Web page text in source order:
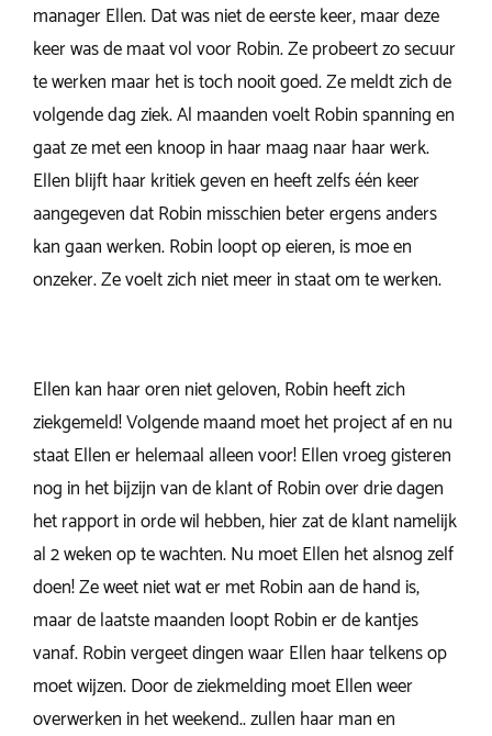
manager Ellen. Dat was niet de eerste keer, maar deze
keer was de maat vol voor Robin. Ze probeert zo secuur
te werken maar het is toch nooit goed. Ze meldt zich de
volgende dag ziek. Al maanden voelt Robin spanning en
gaat ze met een knoop in haar maag naar haar werk.
Ellen blijft haar kritiek geven en heeft zelfs één keer
aangegeven dat Robin misschien beter ergens anders
kan gaan werken. Robin loopt op eieren, is moe en
onzeker. Ze voelt zich niet meer in staat om te werken.
Ellen kan haar oren niet geloven, Robin heeft zich
ziekgemeld! Volgende maand moet het project af en nu
staat Ellen er helemaal alleen voor! Ellen vroeg gisteren
nog in het bijzijn van de klant of Robin over drie dagen
het rapport in orde wil hebben, hier zat de klant namelijk
al 2 weken op te wachten. Nu moet Ellen het alsnog zelf
doen! Ze weet niet wat er met Robin aan de hand is,
maar de laatste maanden loopt Robin er de kantjes
vanaf. Robin vergeet dingen waar Ellen haar telkens op
moet wijzen. Door de ziekmelding moet Ellen weer
overwerken in het weekend.. zullen haar man en